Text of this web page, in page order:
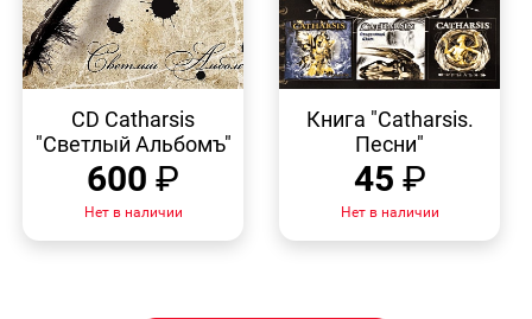
ПРОСМОТР
CD Catharsis
"Светлый Альбомъ"
600 ₽
Нет в наличии
ПРОСМОТР
Книга "Catharsis.
Песни"
45 ₽
Нет в наличии